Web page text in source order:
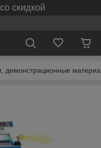
скидкой
демонстрационные